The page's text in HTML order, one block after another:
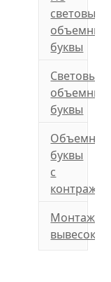
световые
объемные
буквы
Световые
объемные
буквы
Объемные
буквы
с
Монтаж
вывесок